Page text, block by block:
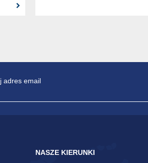
adres email
NASZE KIERUNKI